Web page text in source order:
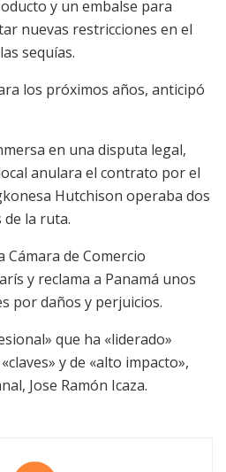
y un embalse para
nuevas restricciones en el
sequías.
los próximos años, anticipó
en una disputa legal,
anulara el contrato por el
Hutchison operaba dos
la ruta.
de Comercio
y reclama a Panamá unos
por daños y perjuicios.
que ha «liderado»
y de «alto impacto»,
Jose Ramón Icaza.